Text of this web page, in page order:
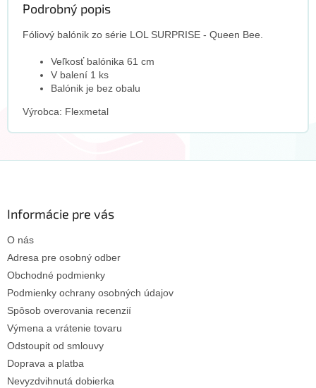
Podrobný popis
Fóliový balónik zo série LOL SURPRISE - Queen Bee.
Veľkosť balónika 61 cm
V balení 1 ks
Balónik je bez obalu
Výrobca: Flexmetal
Informácie pre vás
O nás
Adresa pre osobný odber
Obchodné podmienky
Podmienky ochrany osobných údajov
Spôsob overovania recenzií
Výmena a vrátenie tovaru
Odstoupit od smlouvy
Doprava a platba
Nevyzdvihnutá dobierka